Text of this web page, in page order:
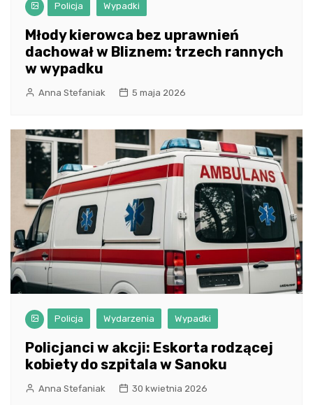
Policja Wypadki
Młody kierowca bez uprawnień
dachował w Bliznem: trzech rannych
w wypadku
Anna Stefaniak 5 maja 2026
Policja Wydarzenia Wypadki
Policjanci w akcji: Eskorta rodzącej
kobiety do szpitala w Sanoku
Anna Stefaniak 30 kwietnia 2026